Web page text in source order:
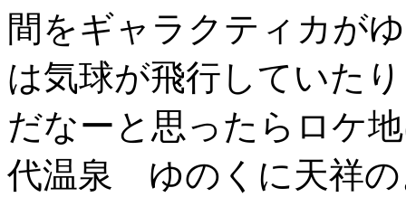
間をギャラクティカが
は気球が飛行していた
だなーと思ったらロケ
代温泉 ゆのくに天祥の